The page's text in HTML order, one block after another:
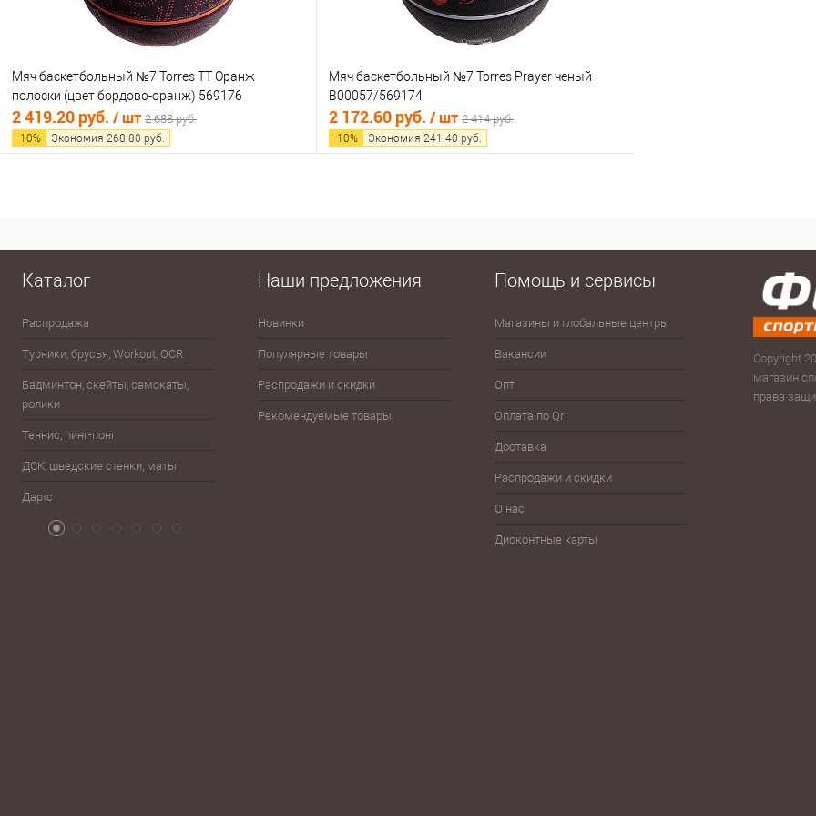
Мяч баскетбольный №7 Torres TT Оранж
полоски (цвет бордово-оранж) 569176
2 419.20 руб. / шт 2 688 руб.
-10% Экономия 268.80 руб.
Мяч баскетбольный №7 Torres Prayer ченый
B00057/569174
2 172.60 руб. / шт 2 414 руб.
-10% Экономия 241.40 руб.
Каталог
Распродажа
Турники, брусья, Workout, OCR
Бадминтон, скейты, самокаты,
ролики
Теннис, пинг-понг
ДСК, шведские стенки, маты
Дартс
Эспандеры
Шахматы, шашки, лото, домино,
Зима
Спортпит, бутылки, шейкеры
Наши предложения
Новинки
Популярные товары
Распродажи и скидки
Рекомендуемые товары
Помощь и сервисы
Магазины и глобальные центры
Вакансии
Опт
Оплата по Qr
Доставка
Распродажи и скидки
О нас
Дисконтные карты
Copyright
магазин
права